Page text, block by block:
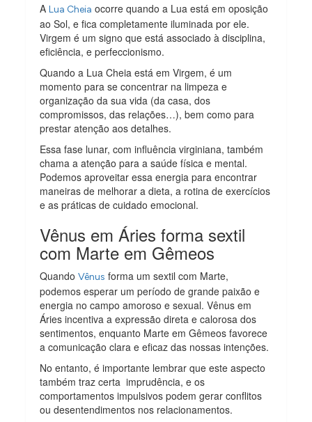
ALua Cheia ocorre quando a Lua está em oposição
ao Sol, e fica completamente iluminada por ele.
Virgem é um signo que está associado à disciplina,
eficiência, e perfeccionismo.
Quando a Lua Cheia está em Virgem, é um
momento para se concentrar na limpeza e
organização da sua vida (da casa, dos
compromissos, das relações…), bem como para
prestar atenção aos detalhes.
Essa fase lunar, com influência virginiana, também
chama a atenção para a saúde física e mental.
Podemos aproveitar essa energia para encontrar
maneiras de melhorar a dieta, a rotina de exercícios
e as práticas de cuidado emocional.
Vênus em Áries forma sextil
com Marte em Gêmeos
QuandoVênus forma um sextil com Marte,
podemos esperar um período de grande paixão e
energia no campo amoroso e sexual. Vênus em
Áries incentiva a expressão direta e calorosa dos
sentimentos, enquanto Marte em Gêmeos favorece
a comunicação clara e eficaz das nossas intenções.
No entanto, é importante lembrar que este aspecto
também traz certa imprudência, e os
comportamentos impulsivos podem gerar conflitos
ou desentendimentos nos relacionamentos.